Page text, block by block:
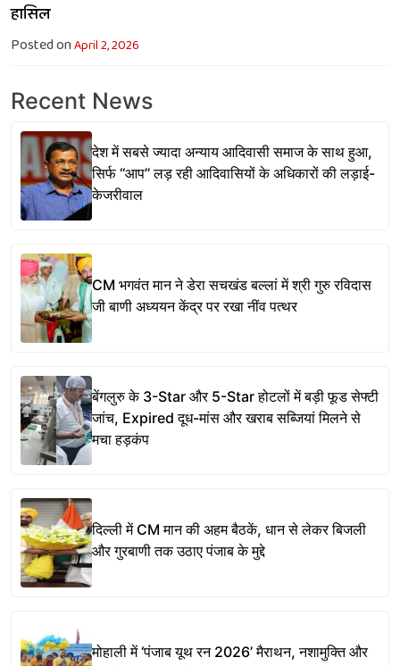
हासिल
Posted onApril 2, 2026
Recent News
देश में सबसे ज्यादा अन्याय आदिवासी समाज के साथ हुआ,
सिर्फ ‘‘आप’’ लड़ रही आदिवासियों के अधिकारों की लड़ाई-
केजरीवाल
CM भगवंत मान ने डेरा सचखंड बल्लां में श्री गुरु रविदास
जी बाणी अध्ययन केंद्र पर रखा नींव पत्थर
बेंगलुरु के 3-Star और 5-Star होटलों में बड़ी फूड सेफ्टी
जांच, Expired दूध-मांस और खराब सब्जियां मिलने से
मचा हड़कंप
दिल्ली में CM मान की अहम बैठकें, धान से लेकर बिजली
और गुरबाणी तक उठाए पंजाब के मुद्दे
मोहाली में ‘पंजाब यूथ रन 2026’ मैराथन, नशामुक्ति और